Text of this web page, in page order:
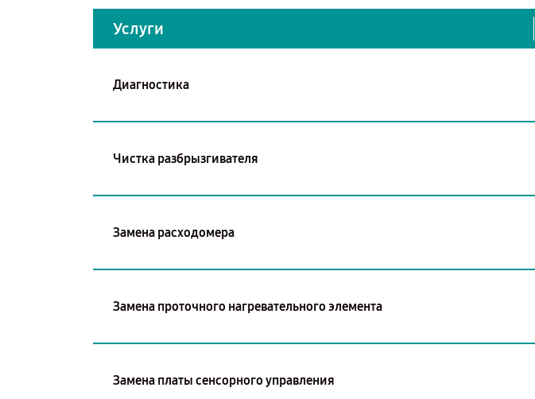
Услуги
Диагностика
Чистка разбрызгивателя
Замена расходомера
Замена проточного нагревательного элемента
Замена платы сенсорного управления